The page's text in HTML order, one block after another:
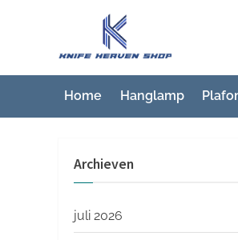
inhoud
K
n
i
f
Home Hanglamp
Archieven
juli 2026